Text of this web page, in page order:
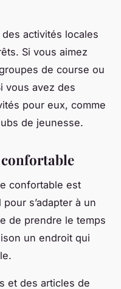
activités locales
Si vous aimez
de course ou
vous avez des
pour eux, comme
de jeunesse.
confortable
confortable est
s’adapter à un
de prendre le temps
un endroit qui
et des articles de